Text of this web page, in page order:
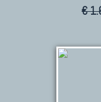
€